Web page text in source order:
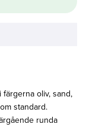
oliv, sand,
standard.
runda